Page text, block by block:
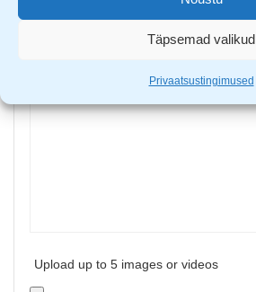
Täpsemad valikud
Privaatsustingimused
Upload up to 5 images or videos